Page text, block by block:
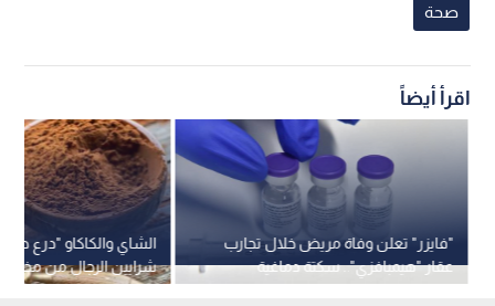
صحة
اقرأ أيضاً
الشاي والكاكاو "درع
شرايين الرجال من
الطويل
"فايزر" تعلن وفاة مريض خلال تجارب
عقار "هيمبافزي".. سكتة دماغية
ونزيف يثيران المخاوف